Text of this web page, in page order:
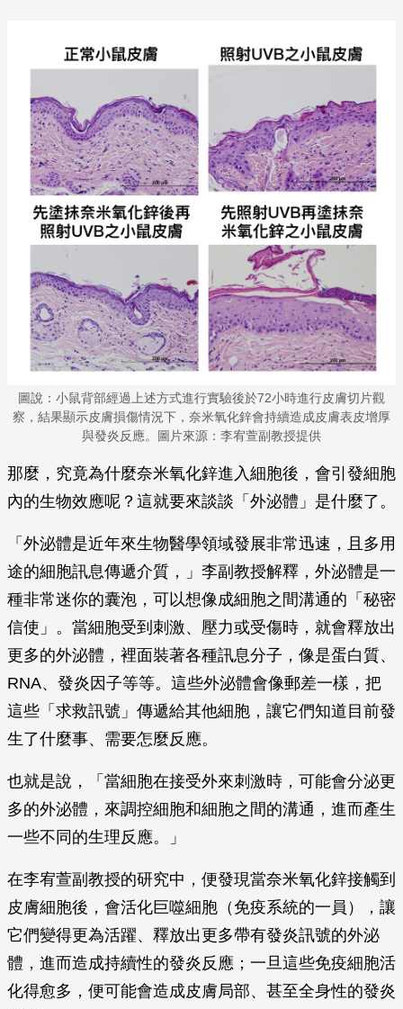
圖說：小鼠背部經過上述方式進行實驗後於72小時進行皮膚切片觀
察，結果顯示皮膚損傷情況下，奈米氧化鋅會持續造成皮膚表皮增厚
與發炎反應。圖片來源：李宥萱副教授提供
那麼，究竟為什麼奈米氧化鋅進入細胞後，會引發細胞
內的生物效應呢？這就要來談談「外泌體」是什麼了。
「外泌體是近年來生物醫學領域發展非常迅速，且多用
途的細胞訊息傳遞介質，」李副教授解釋，外泌體是一
種非常迷你的囊泡，可以想像成細胞之間溝通的「秘密
信使」。當細胞受到刺激、壓力或受傷時，就會釋放出
更多的外泌體，裡面裝著各種訊息分子，像是蛋白質、
RNA、發炎因子等等。這些外泌體會像郵差一樣，把
這些「求救訊號」傳遞給其他細胞，讓它們知道目前發
生了什麼事、需要怎麼反應。
也就是說，「當細胞在接受外來刺激時，可能會分泌更
多的外泌體，來調控細胞和細胞之間的溝通，進而產生
一些不同的生理反應。」
在李宥萱副教授的研究中，便發現當奈米氧化鋅接觸到
皮膚細胞後，會活化巨噬細胞（免疫系統的一員），讓
它們變得更為活躍、釋放出更多帶有發炎訊號的外泌
體，進而造成持續性的發炎反應；一旦這些免疫細胞活
化得愈多，便可能會造成皮膚局部、甚至全身性的發炎